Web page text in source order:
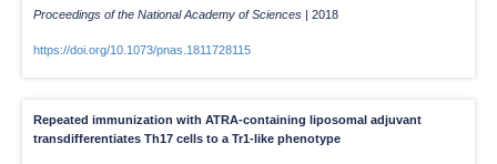
Proceedings of the National Academy of Sciences | 2018
https://doi.org/10.1073/pnas.1811728115
Repeated immunization with ATRA-containing liposomal adjuvant
transdifferentiates Th17 cells to a Tr1-like phenotype